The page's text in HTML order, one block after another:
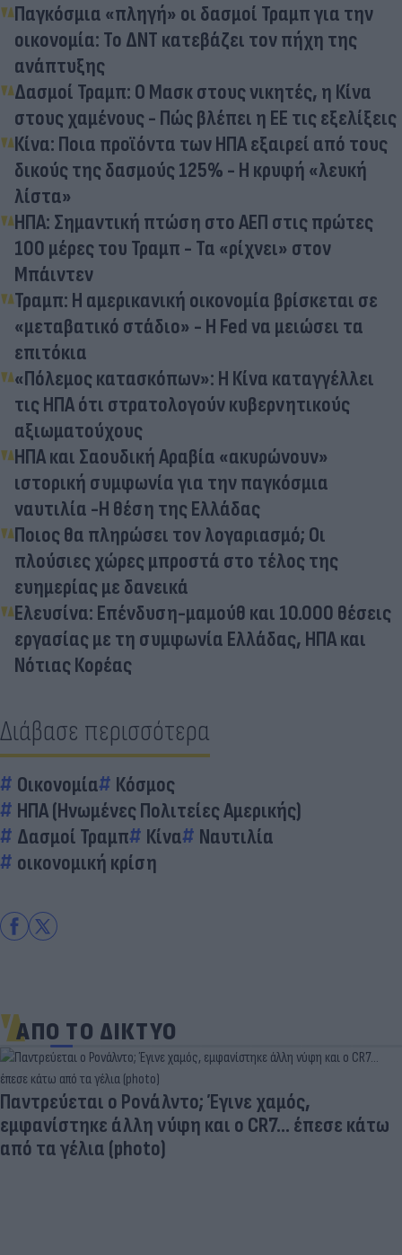
Παγκόσμια «πληγή» οι δασμοί Τραμπ για την
οικονομία: Το ΔΝΤ κατεβάζει τον πήχη της
ανάπτυξης
Δασμοί Τραμπ: Ο Μασκ στους νικητές, η Κίνα
στους χαμένους - Πώς βλέπει η ΕΕ τις εξελίξεις
Κίνα: Ποια προϊόντα των ΗΠΑ εξαιρεί από τους
δικούς της δασμούς 125% - Η κρυφή «λευκή
λίστα»
ΗΠΑ: Σημαντική πτώση στο ΑΕΠ στις πρώτες
100 μέρες του Τραμπ - Τα «ρίχνει» στον
Μπάιντεν
Τραμπ: Η αμερικανική οικονομία βρίσκεται σε
«μεταβατικό στάδιο» - Η Fed να μειώσει τα
επιτόκια
«Πόλεμος κατασκόπων»: Η Κίνα καταγγέλλει
τις ΗΠΑ ότι στρατολογούν κυβερνητικούς
αξιωματούχους
ΗΠΑ και Σαουδική Αραβία «ακυρώνουν»
ιστορική συμφωνία για την παγκόσμια
ναυτιλία -Η θέση της Ελλάδας
Ποιος θα πληρώσει τον λογαριασμό; Οι
πλούσιες χώρες μπροστά στο τέλος της
ευημερίας με δανεικά
Ελευσίνα: Επένδυση-μαμούθ και 10.000 θέσεις
εργασίας με τη συμφωνία Ελλάδας, ΗΠΑ και
Νότιας Κορέας
Διάβασε περισσότερα
Οικονομία
Κόσμος
ΗΠΑ (Ηνωμένες Πολιτείες Αμερικής)
Δασμοί Τραμπ
Κίνα
Ναυτιλία
οικονομική κρίση
ΑΠΟ ΤΟ ΔΙΚΤΥΟ
Παντρεύεται ο Ρονάλντο; Έγινε χαμός,
εμφανίστηκε άλλη νύφη και ο CR7… έπεσε κάτω
από τα γέλια (photo)